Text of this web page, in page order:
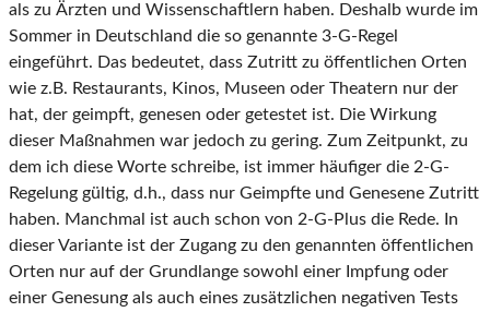
als zu Ärzten und Wissenschaftlern haben. Deshalb wurde im
Sommer in Deutschland die so genannte 3-G-Regel
eingeführt. Das bedeutet, dass Zutritt zu öffentlichen Orten
wie z.B. Restaurants, Kinos, Museen oder Theatern nur der
hat, der geimpft, genesen oder getestet ist. Die Wirkung
dieser Maßnahmen war jedoch zu gering. Zum Zeitpunkt, zu
dem ich diese Worte schreibe, ist immer häufiger die 2-G-
Regelung gültig, d.h., dass nur Geimpfte und Genesene Zutritt
haben. Manchmal ist auch schon von 2-G-Plus die Rede. In
dieser Variante ist der Zugang zu den genannten öffentlichen
Orten nur auf der Grundlange sowohl einer Impfung oder
einer Genesung als auch eines zusätzlichen negativen Tests